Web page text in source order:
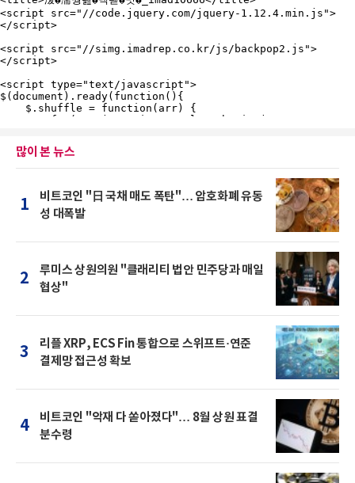
많이 본 뉴스
1
비트코인 "日 국채 매도 폭탄"… 암호화폐 유동
성 대폭발
2
루미스 상원의원 "클래리티 법안 민주당과 매일
협상"
3
리플 XRP, ECS Fin 통합으로 스위프트·연준
결제망 접근성 확보
4
비트코인 "악재 다 쏟아졌다"… 8월 상원 표결
분수령